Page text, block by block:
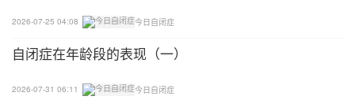
小鸭一家是三种口味的三明治，如果再加上生菜做的
绿草地和果酱小太阳就更好了。
星月故事
2026-07-25 04:08 今日自闭症
自闭症在年龄段的表现（一）
2026-07-31 06:11 今日自闭症